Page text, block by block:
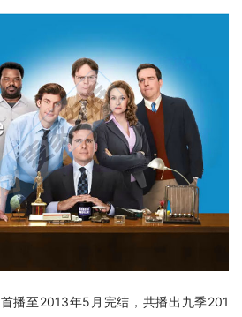
播至2013年5月完结，共播出九季201